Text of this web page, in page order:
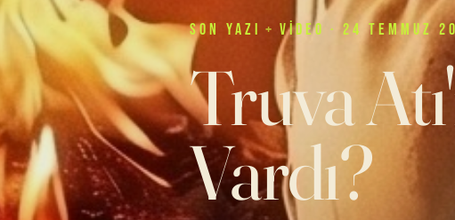
SON YAZI + VIDEO · 24 TEMMUZ
Truva
Vardı?